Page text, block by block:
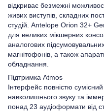
відкриває безмежні
живих виступів, складних
студій. Antelope Orion 32+
для великих мікшерних
аналогових
магнітофонів, а також
обладнання.
Підтримка Atmos
Інтерфейс повністю
навколишнього звуку та
понад 23 аудіоформати від